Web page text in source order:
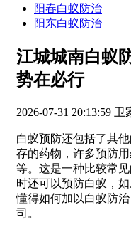
阳春白蚁防治
阳东白蚁防治
江城城南白蚁
势在必行
2026-07-31 20:13:59 卫
白蚁预防还包括了其
存的药物，许多预防
等。这是一种比较常
时还可以预防白蚁，
懂得如何加以白蚁防
司。